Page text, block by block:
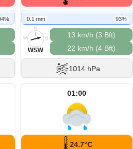
0.1 mm 93%
N
O
S
W
WSW
13 km/h (3 Bft)
22 km/h (4 Bft)
1014 hPa
01:00
24.7°C